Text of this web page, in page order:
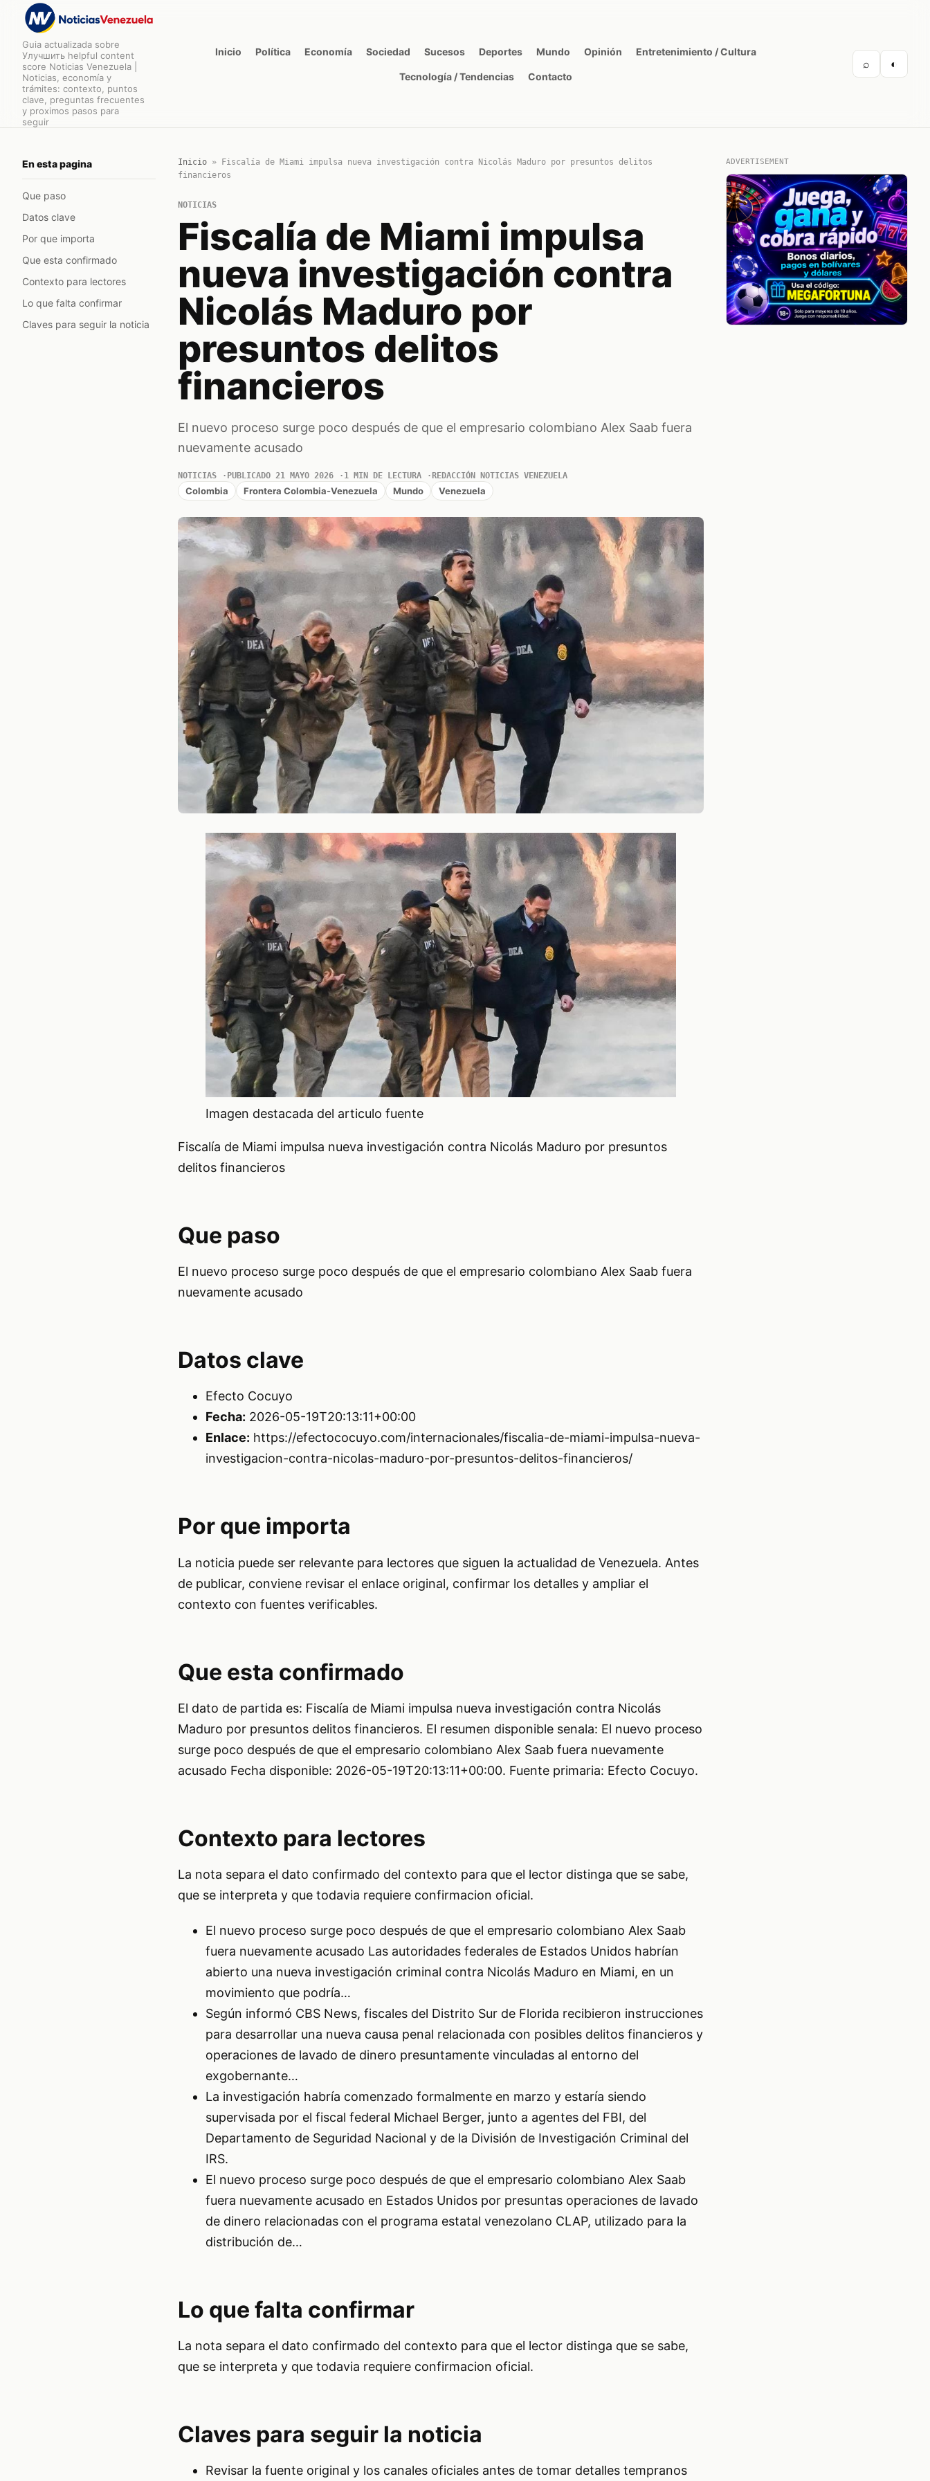
Guia actualizada sobre
Улучшить helpful content
score Noticias Venezuela |
Noticias, economía y
trámites: contexto, puntos
clave, preguntas frecuentes
y proximos pasos para
seguir
Inicio Política Economía Sociedad Sucesos Deportes Mundo Opinión Entretenimiento / Cultura
Tecnología / Tendencias Contacto
⌕ ◐
En esta pagina
Que paso
Datos clave
Por que importa
Que esta confirmado
Contexto para lectores
Lo que falta confirmar
Claves para seguir la noticia
Inicio»
Fiscalía de Miami impulsa nueva investigación contra Nicolás Maduro por presuntos delitos
financieros
NOTICIAS
Fiscalía de Miami impulsa
nueva investigación contra
Nicolás Maduro por
presuntos delitos
financieros
El nuevo proceso surge poco después de que el empresario colombiano Alex Saab fuera
nuevamente acusado
NOTICIAS PUBLICADO 21 MAYO 2026 1 MIN DE LECTURA REDACCIÓN NOTICIAS VENEZUELA
Colombia Frontera Colombia-Venezuela Mundo Venezuela
Imagen destacada del articulo fuente
Fiscalía de Miami impulsa nueva investigación contra Nicolás Maduro por presuntos
delitos financieros
Que paso
El nuevo proceso surge poco después de que el empresario colombiano Alex Saab fuera
nuevamente acusado
Datos clave
Efecto Cocuyo
Fecha: 2026-05-19T20:13:11+00:00
Enlace: https://efectococuyo.com/internacionales/fiscalia-de-miami-impulsa-nueva-
investigacion-contra-nicolas-maduro-por-presuntos-delitos-financieros/
Por que importa
La noticia puede ser relevante para lectores que siguen la actualidad de Venezuela. Antes
de publicar, conviene revisar el enlace original, confirmar los detalles y ampliar el
contexto con fuentes verificables.
Que esta confirmado
El dato de partida es: Fiscalía de Miami impulsa nueva investigación contra Nicolás
Maduro por presuntos delitos financieros. El resumen disponible senala: El nuevo proceso
surge poco después de que el empresario colombiano Alex Saab fuera nuevamente
acusado Fecha disponible: 2026-05-19T20:13:11+00:00. Fuente primaria: Efecto Cocuyo.
Contexto para lectores
La nota separa el dato confirmado del contexto para que el lector distinga que se sabe,
que se interpreta y que todavia requiere confirmacion oficial.
El nuevo proceso surge poco después de que el empresario colombiano Alex Saab
fuera nuevamente acusado Las autoridades federales de Estados Unidos habrían
abierto una nueva investigación criminal contra Nicolás Maduro en Miami, en un
movimiento que podría…
Según informó CBS News, fiscales del Distrito Sur de Florida recibieron instrucciones
para desarrollar una nueva causa penal relacionada con posibles delitos financieros y
operaciones de lavado de dinero presuntamente vinculadas al entorno del
exgobernante…
La investigación habría comenzado formalmente en marzo y estaría siendo
supervisada por el fiscal federal Michael Berger, junto a agentes del FBI, del
Departamento de Seguridad Nacional y de la División de Investigación Criminal del
IRS.
El nuevo proceso surge poco después de que el empresario colombiano Alex Saab
fuera nuevamente acusado en Estados Unidos por presuntas operaciones de lavado
de dinero relacionadas con el programa estatal venezolano CLAP, utilizado para la
distribución de…
Lo que falta confirmar
La nota separa el dato confirmado del contexto para que el lector distinga que se sabe,
que se interpreta y que todavia requiere confirmacion oficial.
Claves para seguir la noticia
Revisar la fuente original y los canales oficiales antes de tomar detalles tempranos
ADVERTISEMENT